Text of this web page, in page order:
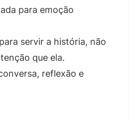
para emoção
servir a história, não
que ela.
reflexão e